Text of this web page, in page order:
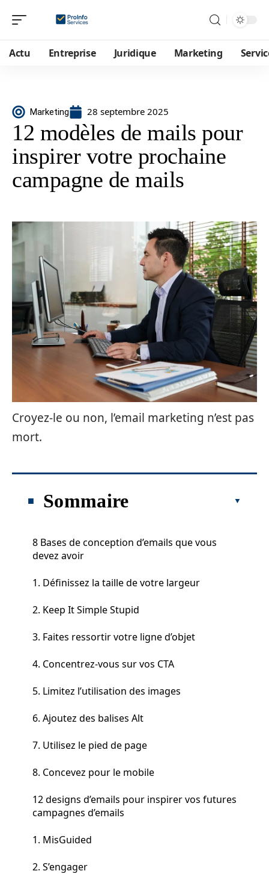
Actu Entreprise Juridique Marketing
Marketing 28 septembre 2025
12 modèles de mails pour
inspirer votre prochaine
campagne de mails
Croyez-le ou non, l’email marketing n’est pas
mort.
Sommaire
8 Bases de conception d’emails que vous
devez avoir
1. Définissez la taille de votre largeur
2. Keep It Simple Stupid
3. Faites ressortir votre ligne d’objet
4. Concentrez-vous sur vos CTA
5. Limitez l’utilisation des images
6. Ajoutez des balises Alt
7. Utilisez le pied de page
8. Concevez pour le mobile
12 designs d’emails pour inspirer vos futures
campagnes d’emails
1. MisGuided
2. S’engager